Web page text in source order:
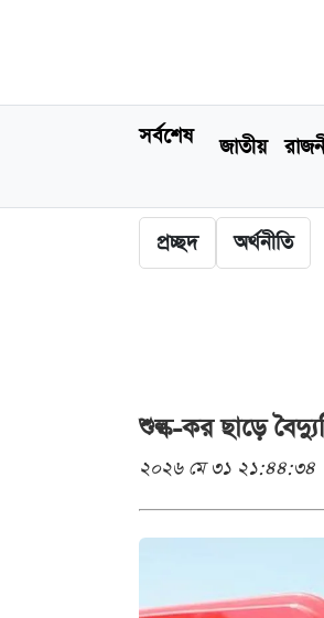
সর্বশেষ জাতীয়
প্রচ্ছদ অর্থনীতি
শুল্ক-কর ছাড়ে
২০২৬ মে ৩১ ২১:৪৪:৩৪